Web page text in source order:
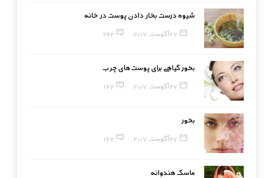
شیوه درست بخار دادن پوست در خانه
27 آگوست, 2017 262
بخور گیاهی برای پوست‌های چرب
27 آگوست, 2017 167
بخور
27 آگوست, 2017 167
ماسک هندوانه